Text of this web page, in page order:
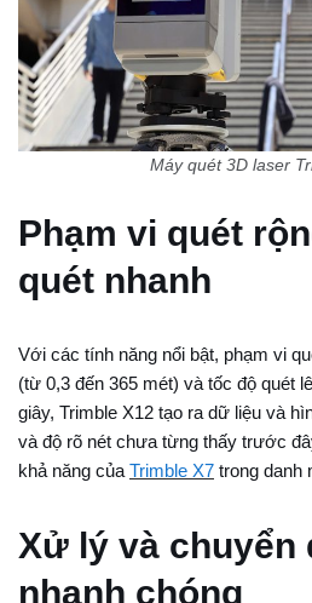
Máy quét 3D laser
Phạm vi quét
quét nhanh
Với các tính năng nổi bật, phạm vi
(từ 0,3 đến 365 mét) và tốc độ quét
giây, Trimble X12 tạo ra dữ liệu và
và độ rõ nét chưa từng thấy trước
khả năng của Trimble X7 trong danh
Xử lý và chuyển
nhanh chóng